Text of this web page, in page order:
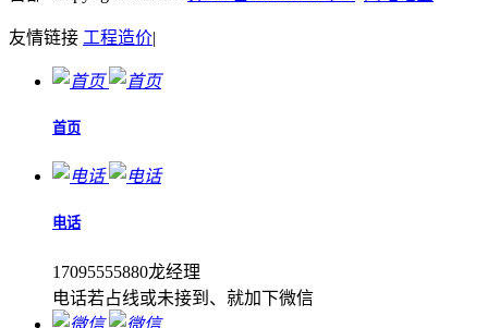
友情链接 工程造价|
首页
电话
17095555880龙经理
电话若占线或未接到、就加下微信